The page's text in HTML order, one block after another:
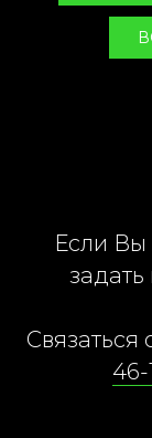
Если Вы
Связаться
46-